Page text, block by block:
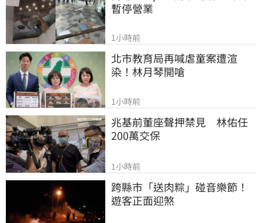
暫停營業
1小時前
北市教育局再喊虐童案遭渲
染！林月琴開嗆
1小時前
兆基前董座聲押禁見　林佑任
200萬交保
1小時前
跨縣市「送肉粽」碰音樂節！
遊客正面迎煞